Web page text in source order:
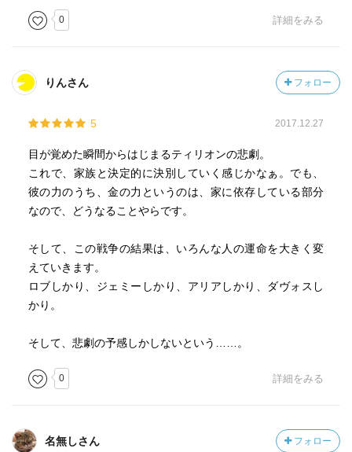
0 詳細をみる
りんさん フォロー
5 2017.12.27
目が覚めた瞬間からはじまるティリオンの悲劇。
これで、家族と決定的に決別していく感じかなぁ。でも、
彼の力のうち、金の力というのは、家に依存している部分
なので、どうなることやらです。
そして、この戦争の結果は、いろんな人の運命を大きく変
えていきます。
ロブしかり、ジェミーしかり、アリアしかり、ダヴォスし
かり。
そして、悲劇の予感しかしないという……。
0 詳細をみる
名無しさん フォロー